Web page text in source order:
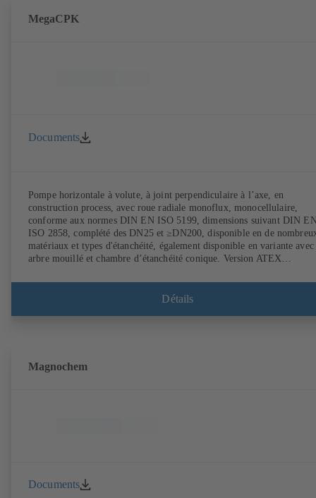
MegaCPK
Documents
Pompe horizontale à volute, à joint perpendiculaire à l’axe, en
construction process, avec roue radiale monoflux, monocellulaire,
conforme aux normes DIN EN ISO 5199, dimensions suivant DIN
ISO 2858, complété des DN25 et ≥DN200, disponible en de
matériaux et types d'étanchéité, également disponible en variante avec
arbre mouillé et chambre d’étanchéité conique. Version ATEX
Détails
Magnochem
Documents